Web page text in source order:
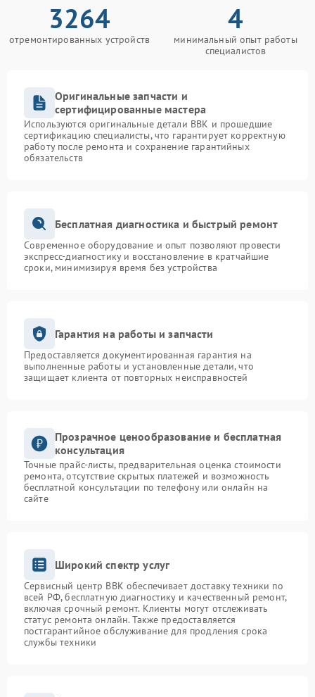
3264
отремонтированных устройств
4
минимальный опыт работы
специалистов
Оригинальные запчасти и
сертифицированные мастера
Используются оригинальные детали BBK и прошедшие
сертификацию специалисты, что гарантирует корректную
работу после ремонта и сохранение гарантийных
обязательств
Бесплатная диагностика и быстрый ремонт
Современное оборудование и опыт позволяют провести
экспресс-диагностику и восстановление в кратчайшие
сроки, минимизируя время без устройства
Гарантия на работы и запчасти
Предоставляется документированная гарантия на
выполненные работы и установленные детали, что
защищает клиента от повторных неисправностей
Прозрачное ценообразование и бесплатная
консультация
Точные прайс-листы, предварительная оценка стоимости
ремонта, отсутствие скрытых платежей и возможность
бесплатной консультации по телефону или онлайн на
сайте
Широкий спектр услуг
Сервисный центр BBK обеспечивает доставку техники по
всей РФ, бесплатную диагностику и качественный ремонт,
включая срочный ремонт. Клиенты могут отслеживать
статус ремонта онлайн. Также предоставляется
постгарантийное обслуживание для продления срока
службы техники